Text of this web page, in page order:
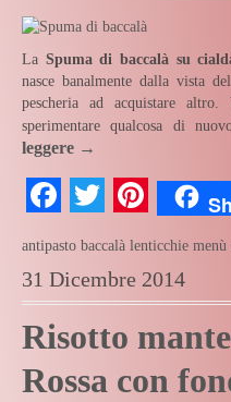
La Spuma di baccalà su
nasce banalmente dalla vista
pescheria ad acquistare
sperimentare qualcosa di
leggere →
Facebook
Twitter
antipasto baccalà lenticchie menù
31 Dicembre 2014
Risotto
Rossa con